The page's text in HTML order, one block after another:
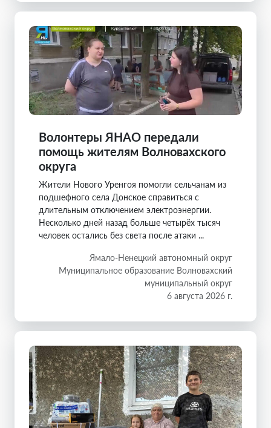
Волонтеры ЯНАО передали
помощь жителям Волновахского
округа
Жители Нового Уренгоя помогли сельчанам из
подшефного села Донское справиться с
длительным отключением электроэнергии.
Несколько дней назад больше четырёх тысяч
человек остались без света после атаки ...
Ямало-Ненецкий автономный округ
Муниципальное образование Волновахский
муниципальный округ
6 августа 2026 г.